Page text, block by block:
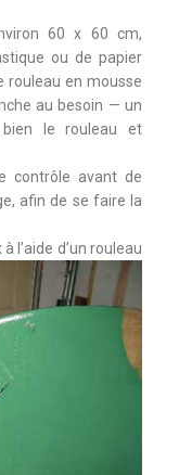
60 x 60 cm,
ou de papier
rouleau en mousse
au besoin — un
le rouleau et
contrôle avant de
afin de se faire la
l’aide d’un rouleau